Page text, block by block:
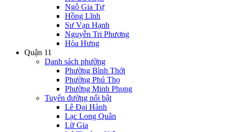
Ngô Gia Tự
Hồng Lĩnh
Sư Vạn Hạnh
Nguyễn Tri Phương
Hòa Hưng
Quận 11
Danh sách phường
Phường Bình Thới
Phường Phú Thọ
Phường Minh Phụng
Tuyến đường nổi bật
Lê Đại Hành
Lạc Long Quân
Lữ Gia